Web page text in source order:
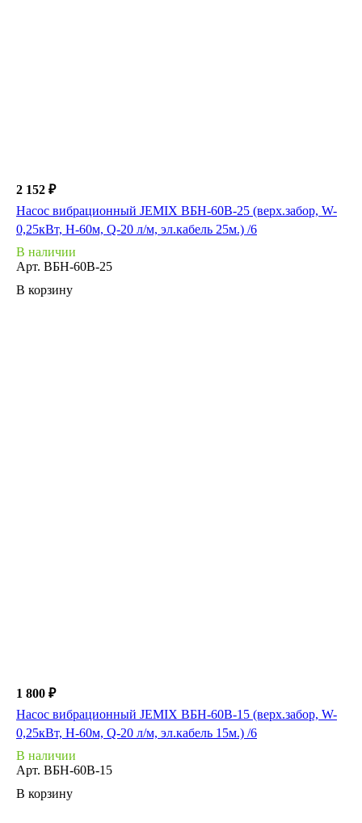
2 152 ₽
Насос вибрационный JEMIX ВБН-60В-25 (верх.забор, W-
0,25кВт, H-60м, Q-20 л/м, эл.кабель 25м.) /6
В наличии
Арт. ВБН-60В-25
В корзину
1 800 ₽
Насос вибрационный JEMIX ВБН-60В-15 (верх.забор, W-
0,25кВт, H-60м, Q-20 л/м, эл.кабель 15м.) /6
В наличии
Арт. ВБН-60В-15
В корзину